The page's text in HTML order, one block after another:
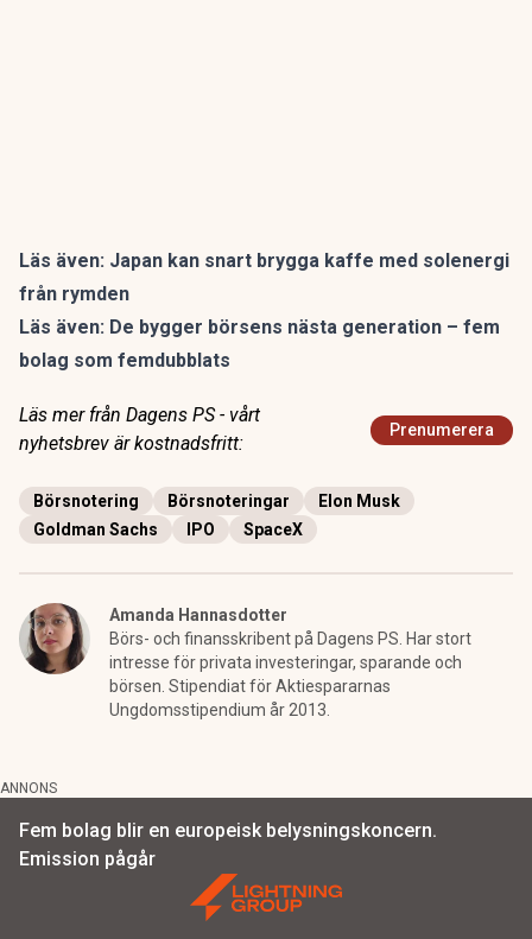
Läs även: Japan kan snart brygga kaffe med solenergi
från rymden
Läs även: De bygger börsens nästa generation – fem
bolag som femdubblats
Läs mer från Dagens PS - vårt
nyhetsbrev är kostnadsfritt:
Prenumerera
Börsnotering Börsnoteringar
Elon Musk
Goldman Sachs
IPO SpaceX
Amanda Hannasdotter
Börs- och finansskribent på Dagens PS. Har stort
intresse för privata investeringar, sparande och
börsen. Stipendiat för Aktiespararnas
Ungdomsstipendium år 2013.
ANNONS
Fem bolag blir en europeisk belysningskoncern.
Emission pågår